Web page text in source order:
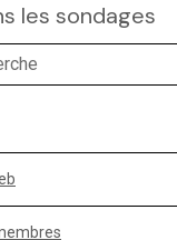
les sondages